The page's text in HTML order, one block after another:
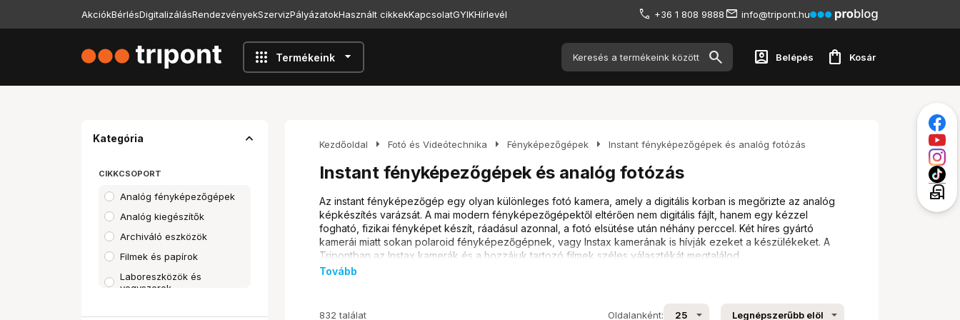
AkciókBérlésDigitalizálásRendezvényekSzervizPályázatokHasznált cikkekKapcsolatGYIKHírlevél +36 1 808 9888 info@tripont.hu
apps Termékeink arrow_drop_down account_box Belépés shopping_bag Kosár
Kezdőoldal arrow_right Fotó és Videótechnika arrow_right Fényképezőgépek arrow_right Instant fényképezőgépek és analóg fotózás
Instant fényképezőgépek és analóg fotózás
Az instant fényképezőgép egy olyan különleges fotó kamera, amely a digitális korban is megőrizte az analóg
képkészítés varázsát. A mai modern fényképezőgépektől eltérően nem digitális fájlt, hanem egy kézzel
fogható, fizikai fényképet készít, ráadásul azonnal, a fotó elsütése után néhány perccel. Két híres gyártó
kamerái miatt sokan polaroid fényképezőgépnek, vagy Instax kamerának is hívják ezeket a készülékeket. A
Tripontban az Instax kamerák és a hozzájuk tartozó filmek széles választékát megtalálod.
Tovább
832 találat Oldalanként:
Kategória expand_less
CIKKCSOPORT
Analóg fényképezőgépek
Analóg kiegészítők
Archiváló eszközök
Filmek és papírok
Laboreszközök és
vegyszerek
local_post_office